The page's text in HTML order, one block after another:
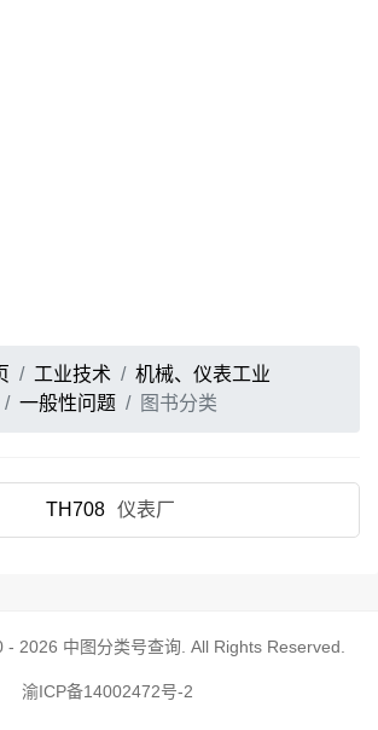
工业技术
机械、仪表工业
一般性问题 图书分类
TH708 仪表厂
- 2026 中图分类号查询 . All Rights Reserved.
渝ICP备14002472号-2